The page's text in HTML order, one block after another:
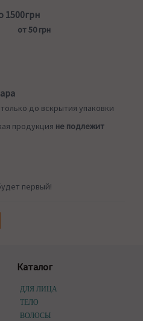
1500грн
от 50 грн
до вскрытия упаковки
продукция не подлежит
первый!
Каталог
ДЛЯ ЛИЦА
ТЕЛО
ВОЛОСЫ